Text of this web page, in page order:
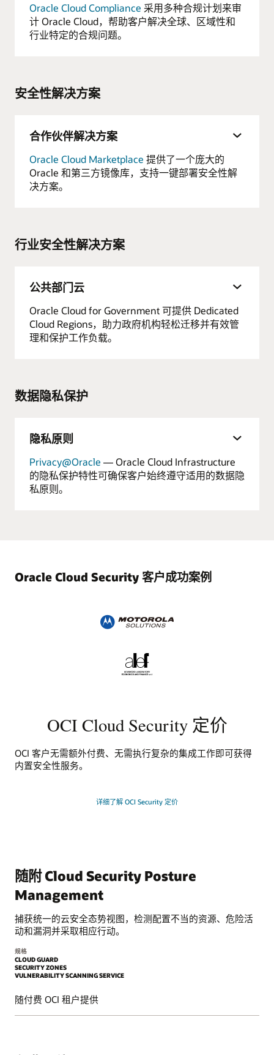
Oracle Cloud Compliance 采用多种合规计划来审
计 Oracle Cloud，帮助客户解决全球、区域性和
行业特定的合规问题。
安全性解决方案
合作伙伴解决方案
Oracle Cloud Marketplace 提供了一个庞大的
Oracle 和第三方镜像库，支持一键部署安全性解
决方案。
行业安全性解决方案
公共部门云
Oracle Cloud for Government 可提供 Dedicated
Cloud Regions，助力政府机构轻松迁移并有效管
理和保护工作负载。
数据隐私保护
隐私原则
Privacy@Oracle — Oracle Cloud Infrastructure
的隐私保护特性可确保客户始终遵守适用的数据隐
私原则。
Oracle Cloud Security 客户成功案例
OCI Cloud Security 定价
OCI 客户无需额外付费、无需执行复杂的集成工作即可获得
内置安全性服务。
详细了解 OCI Security 定价
随附 Cloud Security Posture
Management
捕获统一的云安全态势视图，检测配置不当的资源、危险活
动和漏洞并采取相应行动。
规格
CLOUD GUARD
SECURITY ZONES
VULNERABILITY SCANNING SERVICE
随付费 OCI 租户提供